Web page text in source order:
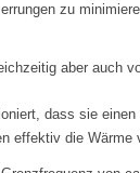
zu
aber auch
dass sie einen
effektiv die Wärme